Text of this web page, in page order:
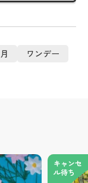
ワンデー
キャンセ
ル待ち